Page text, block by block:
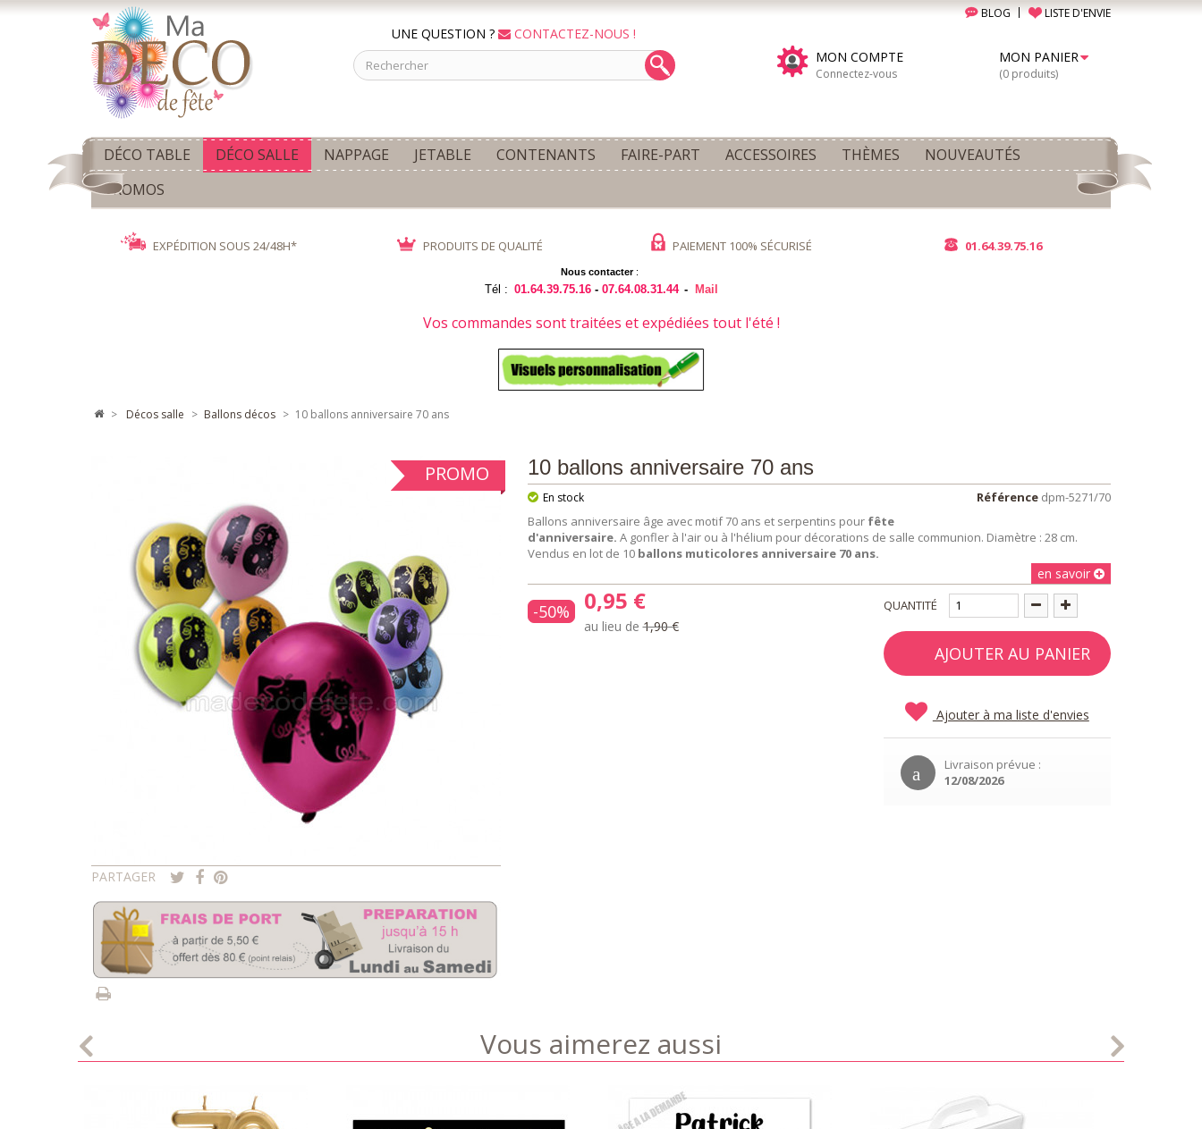
BLOG LISTE D'ENVIE
UNE QUESTION ?
CONTACTEZ-NOUS !
MON COMPTE
Connectez-vous
MON PANIER
(0 produits)
DÉCO TABLE DÉCO SALLE NAPPAGE JETABLE CONTENANTS FAIRE-PART ACCESSOIRES THÈMES
NOUVEAUTÉS
PROMOS
EXPÉDITION SOUS 24/48H* PRODUITS DE QUALITÉ PAIEMENT 100% SÉCURISÉ 01.64.39.75.16
Nous contacter:
Tél : 01.64.39.75.16 -07.64.08.31.44 - Mail
Vos commandes sont traitées et expédiées tout l'été !
> décos salle > ballons décos > 10 ballons anniversaire 70 ans
PROMO
PARTAGER
10 ballons anniversaire 70 ans
Référence dpm-5271/70
En stock
Ballons anniversaire âge avec motif 70 ans et serpentins pourfête
d'anniversaire. A gonfler à l'air ou à l'hélium pour décorations de salle communion. Diamètre : 28 cm.
Vendus en lot de 10 ballons muticolores anniversaire 70 ans.
en savoir
-50% 0,95 €
au lieu de1,90 €
QUANTITÉ
AJOUTER AU PANIER
Ajouter à ma liste d'envies
Livraison prévue :
12/08/2026
Vous aimerez aussi